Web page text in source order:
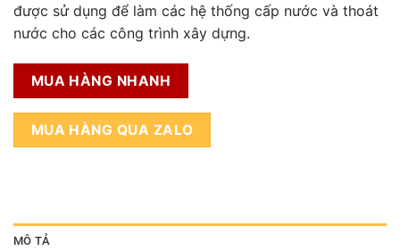
được sử dụng để làm các hệ thống cấp nước và thoát
nước cho các công trình xây dựng.
MUA HÀNG NHANH
MUA HÀNG QUA ZALO
MÔ TẢ